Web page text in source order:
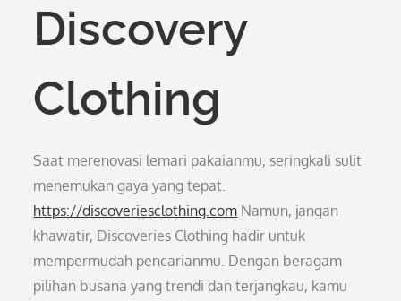
Discovery
Clothing
Saat merenovasi lemari pakaianmu, seringkali sulit
menemukan gaya yang tepat.
https://discoveriesclothing.com Namun, jangan
khawatir, Discoveries Clothing hadir untuk
mempermudah pencarianmu. Dengan beragam
pilihan busana yang trendi dan terjangkau, kamu